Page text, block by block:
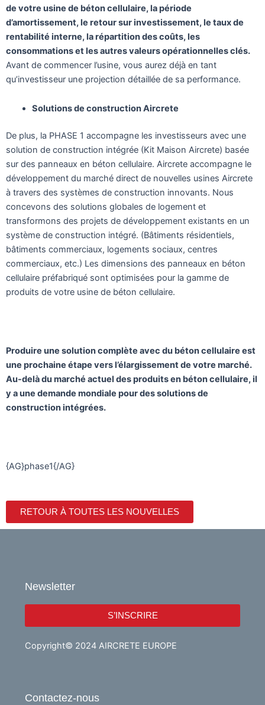
de votre usine de béton cellulaire, la période
d’amortissement, le retour sur investissement, le taux de
rentabilité interne, la répartition des coûts, les
consommations et les autres valeurs opérationnelles clés.
Avant de commencer l’usine, vous aurez déjà en tant
qu’investisseur une projection détaillée de sa performance.
Solutions de construction Aircrete
De plus, la PHASE 1 accompagne les investisseurs avec une
solution de construction intégrée (Kit Maison Aircrete) basée
sur des panneaux en béton cellulaire. Aircrete accompagne le
développement du marché direct de nouvelles usines Aircrete
à travers des systèmes de construction innovants. Nous
concevons des solutions globales de logement et
transformons des projets de développement existants en un
système de construction intégré. (Bâtiments résidentiels,
bâtiments commerciaux, logements sociaux, centres
commerciaux, etc.) Les dimensions des panneaux en béton
cellulaire préfabriqué sont optimisées pour la gamme de
produits de votre usine de béton cellulaire.
Produire une solution complète avec du béton cellulaire est
une prochaine étape vers l’élargissement de votre marché.
Au-delà du marché actuel des produits en béton cellulaire, il
y a une demande mondiale pour des solutions de
construction intégrées.
{AG}phase1{/AG}
RETOUR À TOUTES LES NOUVELLES
Newsletter
S’INSCRIRE
Copyright© 2024 AIRCRETE EUROPE
Contactez-nous